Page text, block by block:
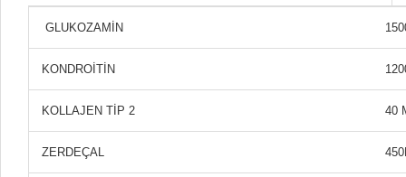
GLUKOZAMIN
KONDROITIN
KOLLAJEN TIP 2 40
ZERDEÇAL